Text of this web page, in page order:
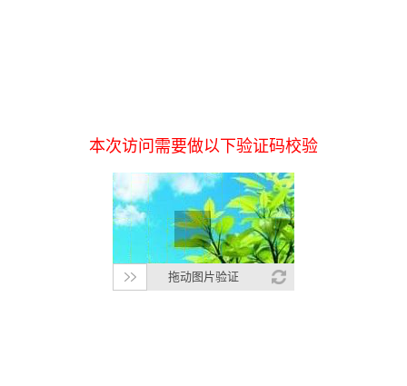
本次访问需要做以下验证码校验
拖动图片验证